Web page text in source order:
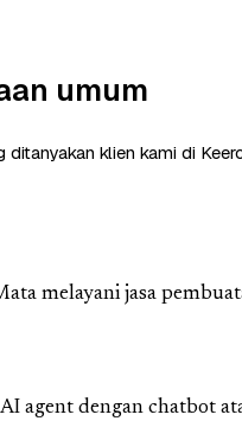
umum
ditanyakan klien kami di
melayani jasa
agent dengan chatbot